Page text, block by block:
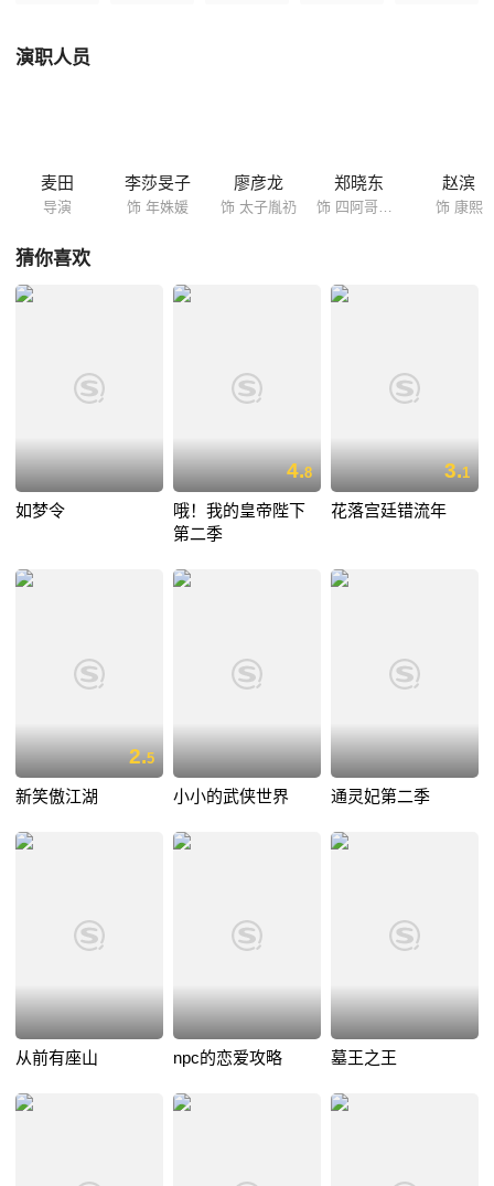
演职人员
麦田
导演
李莎旻子
饰 年姝媛
廖彦龙
饰 太子胤礽
郑晓东
饰 四阿哥胤禛
赵滨
饰 康熙
猜你喜欢
如梦令
4.8
哦！我的皇帝陛下
第二季
3.1
花落宫廷错流年
2.5
新笑傲江湖 小小的武侠世界 通灵妃第二季
从前有座山 npc的恋爱攻略 墓王之王